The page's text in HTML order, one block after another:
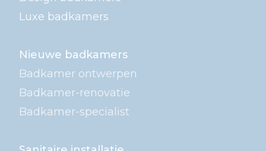
Luxe badkamers
Nieuwe badkamers
Badkamer ontwerpen
Badkamer-renovatie
Badkamer-specialist